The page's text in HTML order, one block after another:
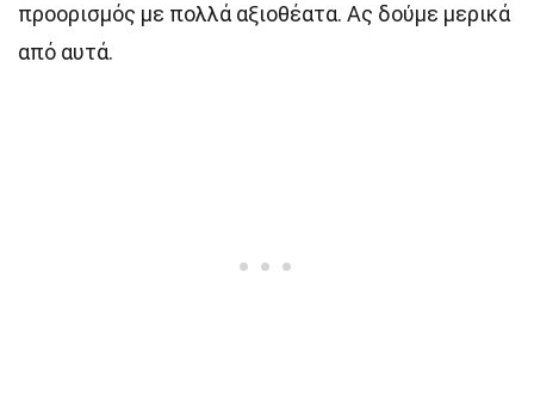
προορισμός με πολλά αξιοθέατα. Ας δούμε μερικά
από αυτά.